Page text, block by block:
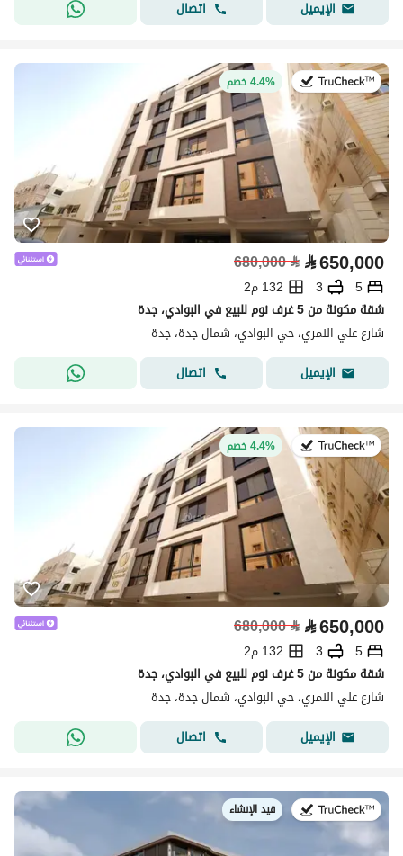
الإيميل
اتصال
في:12 يوليو 20264.4% خصم
⃁650,000
⃁
680,000
5
3
132 م2
شقة مكونة من 5 غرف نوم للبيع في البوادي، جدة
شارع علي النمري، حي البوادي، شمال جدة، جدة
الإيميل
اتصال
في:22 يوليو 20264.4% خصم
⃁650,000
⃁
680,000
5
3
132 م2
شقة مكونة من 5 غرف نوم للبيع في البوادي، جدة
شارع علي النمري، حي البوادي، شمال جدة، جدة
الإيميل
اتصال
في:قيد الإنشاء